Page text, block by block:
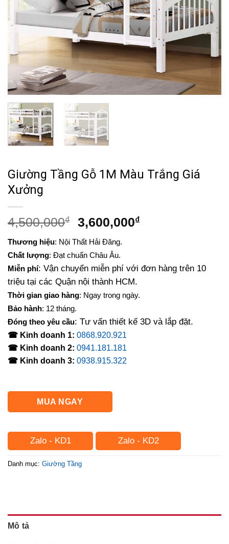
Giường Tầng Gỗ 1M Màu Trắng Giá
Xưởng
4,500,000₫
Giá
là:
4,500,000₫.
3,600,000₫Giá
3,600,000₫.
Thương hiệu: Nội Thất Hải Đăng.
Chất lượng: Đạt chuẩn Châu Âu.
Miễn phí: Vận chuyển miễn phí với đơn hàng trên 10
triệu tại các Quận nội thành HCM.
Thời gian giao hàng: Ngay trong ngày.
Bảo hành: 12 tháng.
Đóng theo yêu cầu: Tư vấn thiết kế 3D và lắp đặt.
☎ Kinh doanh 1: 0868.920.921
☎ Kinh doanh 2: 0941.181.181
☎ Kinh doanh 3: 0938.915.322
MUA NGAY
Zalo - KD1 Zalo - KD2
Danh mục: Giường Tầng
Mô tả